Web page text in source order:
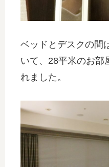
ベッドとデスクの間
いて、28平米のお部
れました。